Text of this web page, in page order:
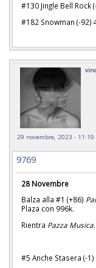
#130 Jingle Bell Rock
#182 Snowman (-92)
29 novembre, 2023 - 11:19
9769
28 Novembre
Balza alla #1 (+86)
Plaza con 996k.
Rientra Pazza Musica.
#5 Anche Stasera (-1)